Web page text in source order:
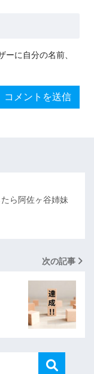
に自分の名前、
ら阿佐ヶ谷姉妹
次の記事